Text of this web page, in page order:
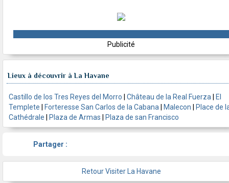
Publicité
Lieux à découvrir à La Havane
Castillo de los Tres Reyes del Morro Château de la Real Fuerza
El
Templete
Forteresse San Carlos de la Cabana Malecon
Place de
Cathédrale
Plaza de Armas Plaza de san Francisco
Partager :
Retour Visiter La Havane